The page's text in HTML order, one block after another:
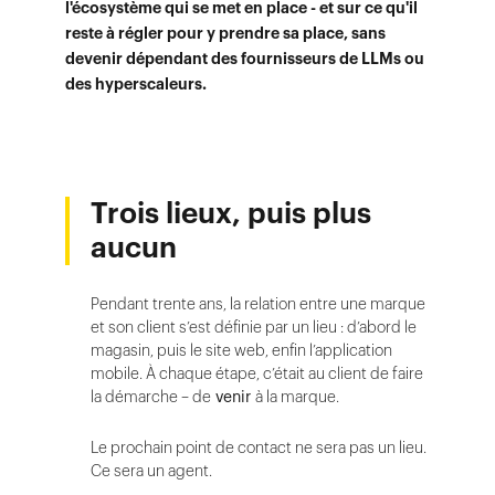
l'écosystème qui se met en place - et sur ce qu'il
reste à régler pour y prendre sa place, sans
devenir dépendant des fournisseurs de LLMs ou
des hyperscaleurs.
Trois lieux, puis plus
aucun
Pendant trente ans, la relation entre une marque
et son client s’est définie par un lieu : d’abord le
magasin, puis le site web, enfin l’application
mobile. À chaque étape, c’était au client de faire
la démarche – de venir à la marque.
Le prochain point de contact ne sera pas un lieu.
Ce sera un agent.